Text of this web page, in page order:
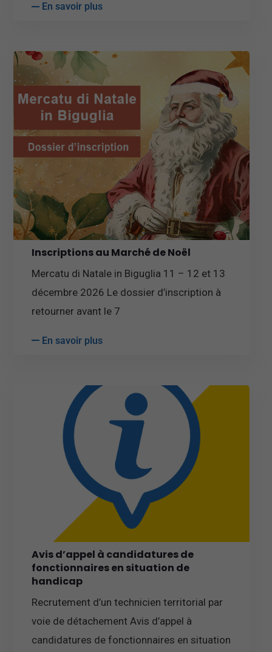
En savoir plus
Inscriptions au Marché de Noël
Mercatu di Natale in Biguglia 11 – 12 et 13
décembre 2026 Le dossier d’inscription à
retourner avant le 7
En savoir plus
Avis d’appel à candidatures de
fonctionnaires en situation de
handicap
Recrutement d’un technicien territorial par
voie de détachement Avis d’appel à
candidatures de fonctionnaires en situation